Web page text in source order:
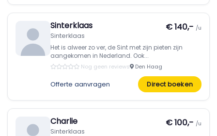
Sinterklaas
Sinterklaas
€ 140,- /u
Het is alweer zo ver, de Sint met zijn pieten zijn
aangekomen in Nederland. Ook...
Nog geen reviews Den Haag
Offerte aanvragen Direct boeken
Charlie
Sinterklaas
€ 100,- /u